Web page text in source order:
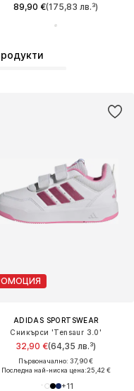
89,90 €(175,83 лв.³)
ADIDAS SPORTSWEAR
Сникърси 'Tensaur 3.0'
32,90 €(64,35 лв.³)
Първоначално: 37,90 €
Последна най-ниска цена:25,42 €
+11